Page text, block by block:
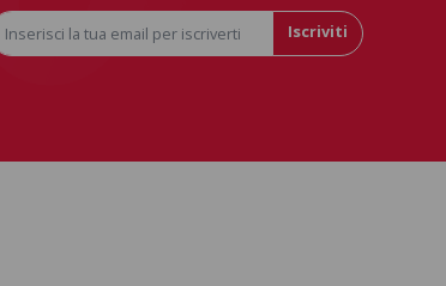
Iscriviti